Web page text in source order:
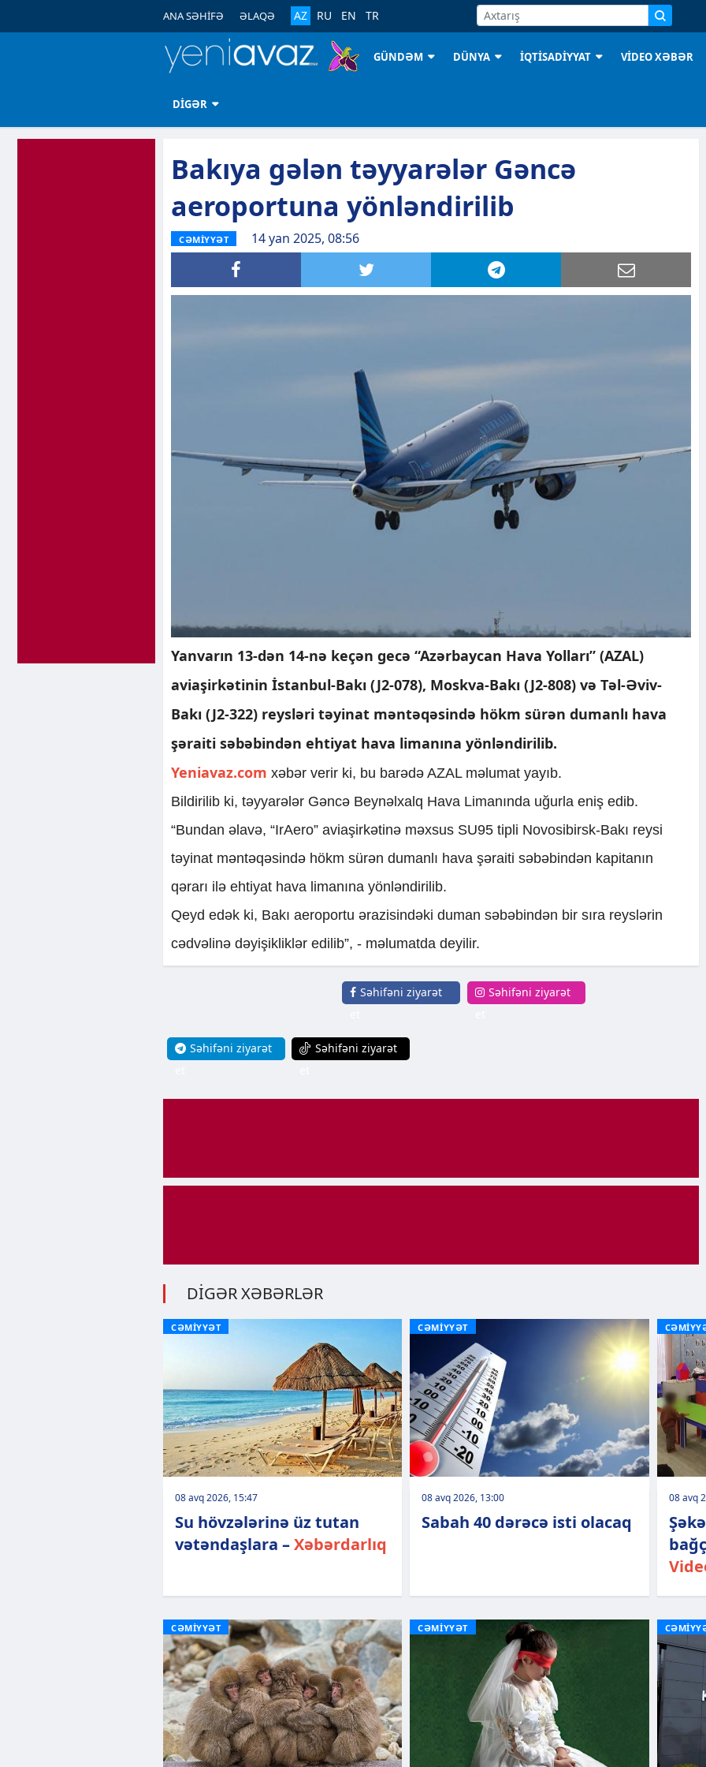
ANA SƏHİFƏ ƏLAQƏ AZ RU EN TR
GÜNDƏM DÜNYA İQTİSADİYYAT VİDEO XƏBƏR
DİGƏR
Bakıya gələn təyyarələr Gəncə
aeroportuna yönləndirilib
CƏMİYYƏT 14 yan 2025, 08:56
Yanvarın 13-dən 14-nə keçən gecə “Azərbaycan Hava Yolları” (AZAL)
aviaşirkətinin İstanbul-Bakı (J2-078), Moskva-Bakı (J2-808) və Təl-Əviv-
Bakı (J2-322) reysləri təyinat məntəqəsində hökm sürən dumanlı hava
şəraiti səbəbindən ehtiyat hava limanına yönləndirilib.
Yeniavaz.com xəbər verir ki, bu barədə AZAL məlumat yayıb.
Bildirilib ki, təyyarələr Gəncə Beynəlxalq Hava Limanında uğurla eniş edib.
“Bundan əlavə, “IrAero” aviaşirkətinə məxsus SU95 tipli Novosibirsk-Bakı reysi
təyinat məntəqəsində hökm sürən dumanlı hava şəraiti səbəbindən kapitanın
qərarı ilə ehtiyat hava limanına yönləndirilib.
Qeyd edək ki, Bakı aeroportu ərazisindəki duman səbəbindən bir sıra reyslərin
cədvəlinə dəyişikliklər edilib”, - məlumatda deyilir.
Səhifəni ziyarət
Səhifəni ziyarət
Səhifəni ziyarət
Səhifəni ziyarət
DİGƏR XƏBƏRLƏR
CƏMİYYƏT
08 avq 2026, 15:47
Su hövzələrinə üz tutan
vətəndaşlara –Xəbərdarlıq
CƏMİYYƏT
08 avq 2026, 13:00
Sabah 40 dərəcə isti olacaq
08 avq
CƏMİYYƏT CƏMİYYƏT